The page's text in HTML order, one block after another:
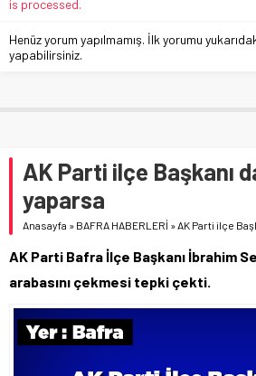
is processed.
Henüz yorum yapılmamış. İlk yorumu
yapabilirsiniz.
AK Parti ilçe Başkanı
yaparsa
Anasayfa » BAFRA HABERLERİ »AK Parti ilçe
AK Parti Bafra İlçe Başkanı İbrahim
arabasını çekmesi tepki çekti.